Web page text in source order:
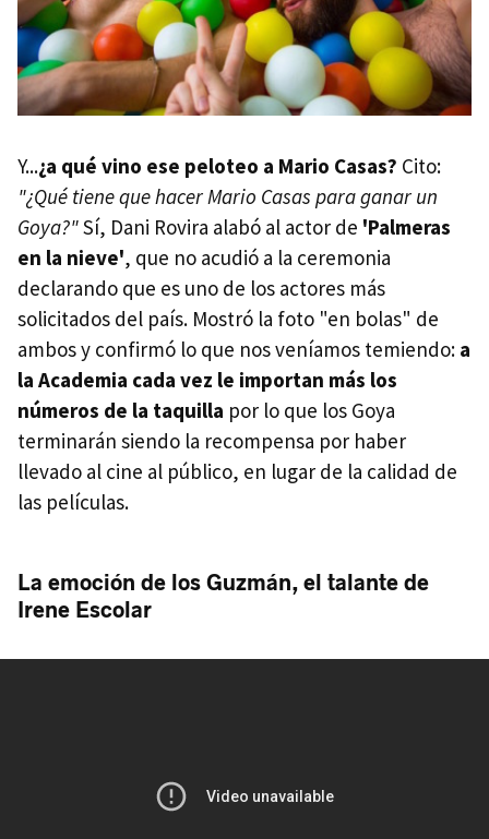
Y...¿a qué vino ese peloteo a Mario Casas? Cito:
"¿Qué tiene que hacer Mario Casas para ganar un
Goya?"Sí, Dani Rovira alabó al actor de 'Palmeras
en la nieve', que no acudió a la ceremonia
declarando que es uno de los actores más
solicitados del país. Mostró la foto "en bolas" de
ambos y confirmó lo que nos veníamos temiendo: a
la Academia cada vez le importan más los
números de la taquilla por lo que los Goya
terminarán siendo la recompensa por haber
llevado al cine al público, en lugar de la calidad de
las películas.
La emoción de los Guzmán, el talante de
Irene Escolar